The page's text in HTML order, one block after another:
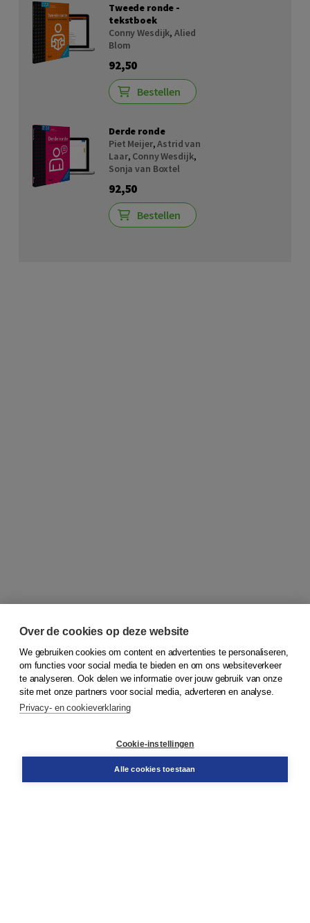
Tweede ronde -
tekstboek
Conny Wesdijk,Alied
Blom
92,50
Bestellen
Derde ronde
Piet Meijer,Astrid van
Laar, Conny Wesdijk,
Sonja van Boxtel
92,50
Bestellen
© 2026Koninklijke Boom uitgevers
Bestellen
Over de cookies op deze website
We gebruiken cookies om content en advertenties te personaliseren,
om functies voor social media te bieden en om ons websiteverkeer
te analyseren. Ook delen we informatie over jouw gebruik van onze
site met onze partners voor social media, adverteren en analyse.
Privacy- en cookieverklaring
Cookie-instellingen
Alle cookies toestaan